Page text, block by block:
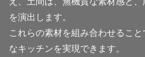
を演出します。
これらの素材を組み合わせるこ
なキッチンを実現できます。